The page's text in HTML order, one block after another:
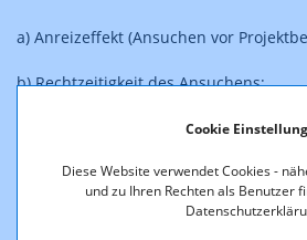
Cookie
Diese Website verwendet Cookies -
und zu Ihren Rechten als Benutzer
a) Anreizeffekt (Ansuchen vor
b) Rechtzeitigkeit des Ansuchens;
c) Vollständigkeit des Ansuchens;
d) Kein laufendes Insolvenz- oder
e) Kein Unternehmen in